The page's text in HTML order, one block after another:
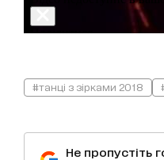
#танці з зірками 2018
Не пропустіть